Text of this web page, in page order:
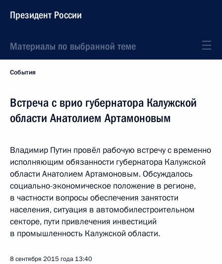
Президент России
Материалы по выбранной теме
События
Встреча с врио губернатора Калужской
области Анатолием Артамоновым
Владимир Путин провёл рабочую встречу с временно
исполняющим обязанности губернатора Калужской
области Анатолием Артамоновым. Обсуждалось
социально-экономическое положение в регионе,
в частности вопросы обеспечения занятости
населения, ситуация в автомобилестроительном
секторе, пути привлечения инвестиций
в промышленность Калужской области.
8 сентября 2015 года 13:40